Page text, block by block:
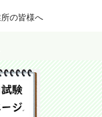
の皆様へ